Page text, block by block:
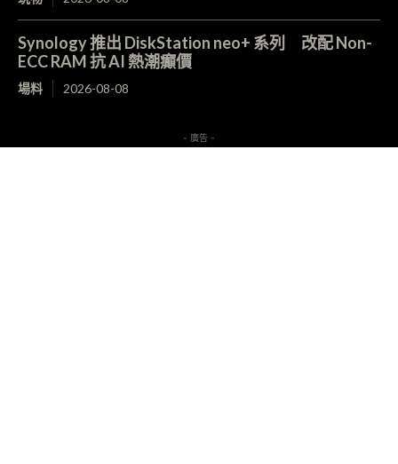
Synology 推出 DiskStation neo+ 系列 改配 Non-
ECC RAM 抗 AI 熱潮癲價
場料 2026-08-08
- 廣告 -